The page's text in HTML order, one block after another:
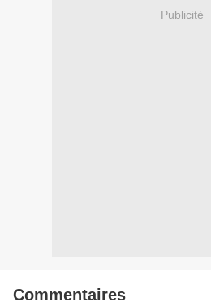
Publicité
Commentaires